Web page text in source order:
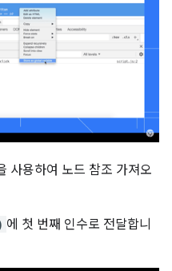
사용하여 노드 참조 가져오
에 첫 번째 인수로 전달합니